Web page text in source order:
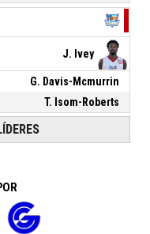
J. Ivey
G. Davis-Mcmurrin
T. Isom-Roberts